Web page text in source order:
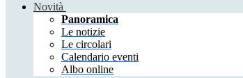
Novità
Panoramica
Le notizie
Le circolari
Calendario eventi
Albo online